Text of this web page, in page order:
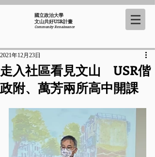
國立政治大學
​文山共好USR計畫
Community Renaissance
走入社區看見文山 USR偕
政附、萬芳兩所高中開課
2021年12月23日